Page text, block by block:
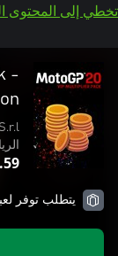
تخطي إلى المحتوى
-
يتطلب توفر